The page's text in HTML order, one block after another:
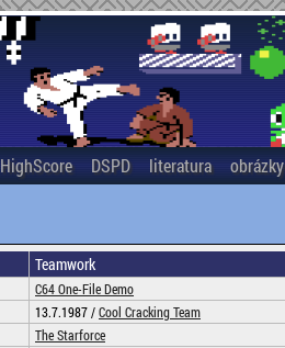
HighScore DSPD literatura obrázky
Teamwork
C64 One-File Demo
13.7.1987 /Cool Cracking Team
The Starforce